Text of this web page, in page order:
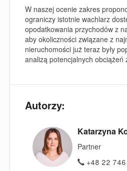
W naszej ocenie zakres
ograniczy istotnie wachlarz
opodatkowania przychodów z
aby okoliczności związane z
nieruchomości już teraz były
analizą potencjalnych obciążeń
Autorzy:
Katarzyna
Partner
+48 22